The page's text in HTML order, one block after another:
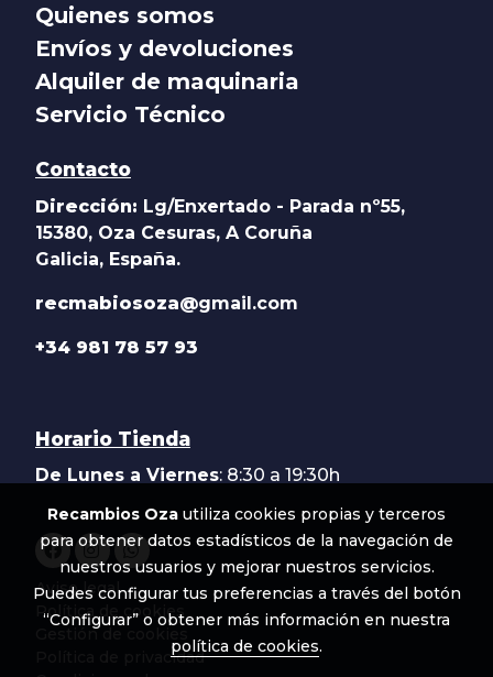
Quienes somos
Envíos y devoluciones
Alquiler de maquinaria
Servicio Técnico
Contacto
Dirección: Lg/Enxertado - Parada nº55,
15380, Oza Cesuras, A Coruña
Galicia, España.
recmabiosoza@gmail.com
+34 981 78 57 93
Horario Tienda
De Lunes a Viernes: 8:30 a 19:30h
Aviso legal
Política de cookies
Gestión de cookies
Política de privacidad
Recambios Oza utiliza cookies propias y terceros
para obtener datos estadísticos de la navegación de
nuestros usuarios y mejorar nuestros servicios.
Puedes configurar tus preferencias a través del botón
“Configurar” o obtener más información en nuestra
política de cookies.